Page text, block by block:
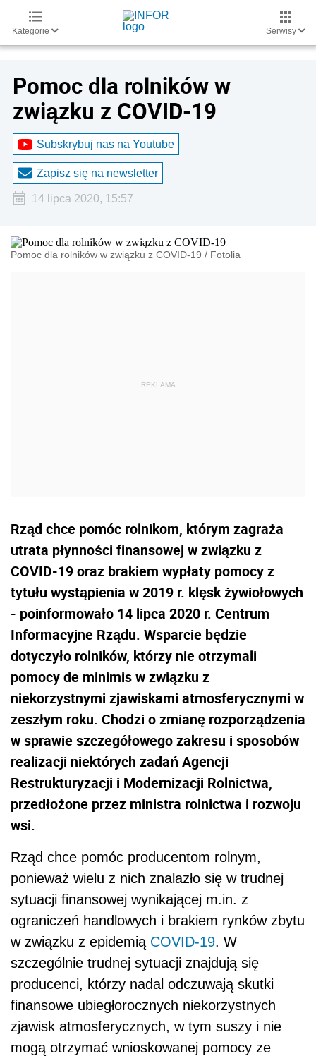
Kategorie Serwisy
Pomoc dla rolników w
związku z COVID-19
Subskrybuj nas na Youtube
Zapisz się na newsletter
14 lipca 2020, 15:57
Pomoc dla rolników w związku z COVID-19 / Fotolia
Rząd chce pomóc rolnikom, którym zagraża
utrata płynności finansowej w związku z
COVID-19 oraz brakiem wypłaty pomocy z
tytułu wystąpienia w 2019 r. klęsk żywiołowych
- poinformowało 14 lipca 2020 r. Centrum
Informacyjne Rządu. Wsparcie będzie
dotyczyło rolników, którzy nie otrzymali
pomocy de minimis w związku z
niekorzystnymi zjawiskami atmosferycznymi w
zeszłym roku. Chodzi o zmianę rozporządzenia
w sprawie szczegółowego zakresu i sposobów
realizacji niektórych zadań Agencji
Restrukturyzacji i Modernizacji Rolnictwa,
przedłożone przez ministra rolnictwa i rozwoju
wsi.
Rząd chce pomóc producentom rolnym,
ponieważ wielu z nich znalazło się w trudnej
sytuacji finansowej wynikającej m.in. z
ograniczeń handlowych i brakiem rynków zbytu
w związku z epidemią COVID-19. W
szczególnie trudnej sytuacji znajdują się
producenci, którzy nadal odczuwają skutki
finansowe ubiegłorocznych niekorzystnych
zjawisk atmosferycznych, w tym suszy i nie
mogą otrzymać wnioskowanej pomocy ze